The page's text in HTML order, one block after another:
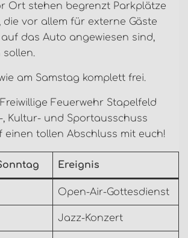
Ort stehen begrenzt Parkplätze
die vor allem für externe Gäste
das Auto angewiesen sind,
am Samstag komplett frei.
Feuerwehr Stapelfeld
Kultur- und Sportausschuss
einen tollen Abschluss mit euch!
Ereignis
Open-Air-Gottesdienst
Jazz-Konzert